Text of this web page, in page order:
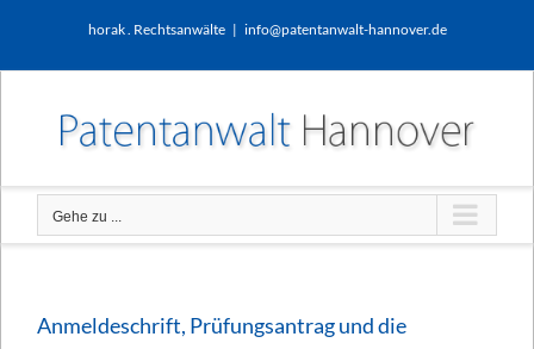
horak . Rechtsanwälte | info@patentanwalt-hannover.de
Gehe zu ...
Anmeldeschrift, Prüfungsantrag und die